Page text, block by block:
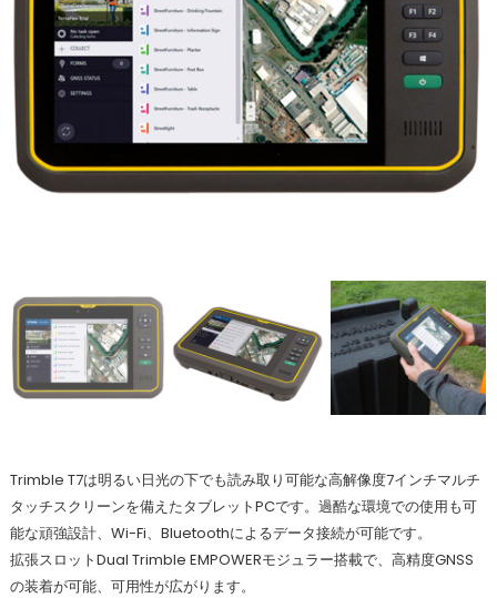
Trimble T7は明るい日光の下でも読み取り可能な高解像度7インチマルチ
タッチスクリーンを備えたタブレットPCです。過酷な環境での使用も可
能な頑強設計、Wi-Fi、Bluetoothによるデータ接続が可能です。
拡張スロットDual Trimble EMPOWERモジュラー搭載で、高精度GNSS
の装着が可能、可用性が広がります。